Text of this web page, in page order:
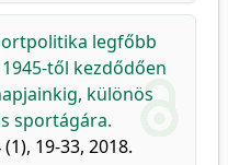
legfőbb
től kezdődően
különös
sportágára.
(1), 19-33, 2018.